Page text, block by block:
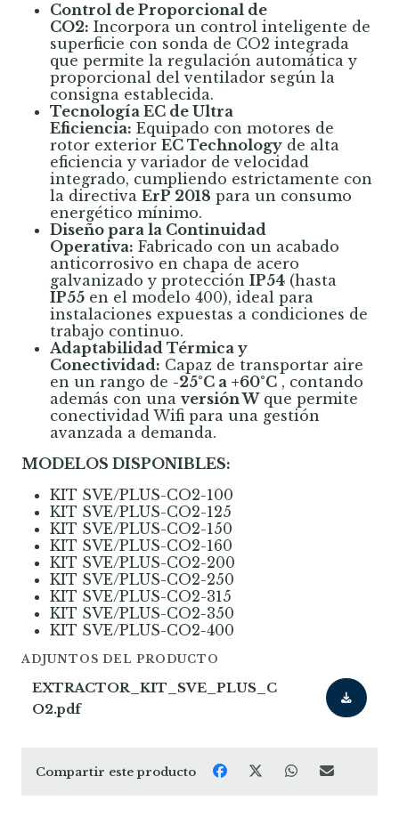
Control de Proporcional de
CO2: Incorpora un control inteligente de
superficie con sonda de CO2 integrada
que permite la regulación automática y
proporcional del ventilador según la
consigna establecida.
Tecnología EC de Ultra
Eficiencia: Equipado con motores de
rotor exterior EC Technology de alta
eficiencia y variador de velocidad
integrado, cumpliendo estrictamente con
la directiva ErP 2018 para un consumo
energético mínimo.
Diseño para la Continuidad
Operativa: Fabricado con un acabado
anticorrosivo en chapa de acero
galvanizado y protección IP54 (hasta
IP55 en el modelo 400), ideal para
instalaciones expuestas a condiciones de
trabajo continuo.
Adaptabilidad Térmica y
Conectividad: Capaz de transportar aire
en un rango de -25°C a +60°C , contando
además con una versión Wque permite
conectividad Wifi para una gestión
avanzada a demanda.
MODELOS DISPONIBLES:
KIT SVE/PLUS-CO2-100
KIT SVE/PLUS-CO2-125
KIT SVE/PLUS-CO2-150
KIT SVE/PLUS-CO2-160
KIT SVE/PLUS-CO2-200
KIT SVE/PLUS-CO2-250
KIT SVE/PLUS-CO2-315
KIT SVE/PLUS-CO2-350
KIT SVE/PLUS-CO2-400
ADJUNTOS DEL PRODUCTO
EXTRACTOR_KIT_SVE_PLUS_C
O2.pdf
Compartir este producto